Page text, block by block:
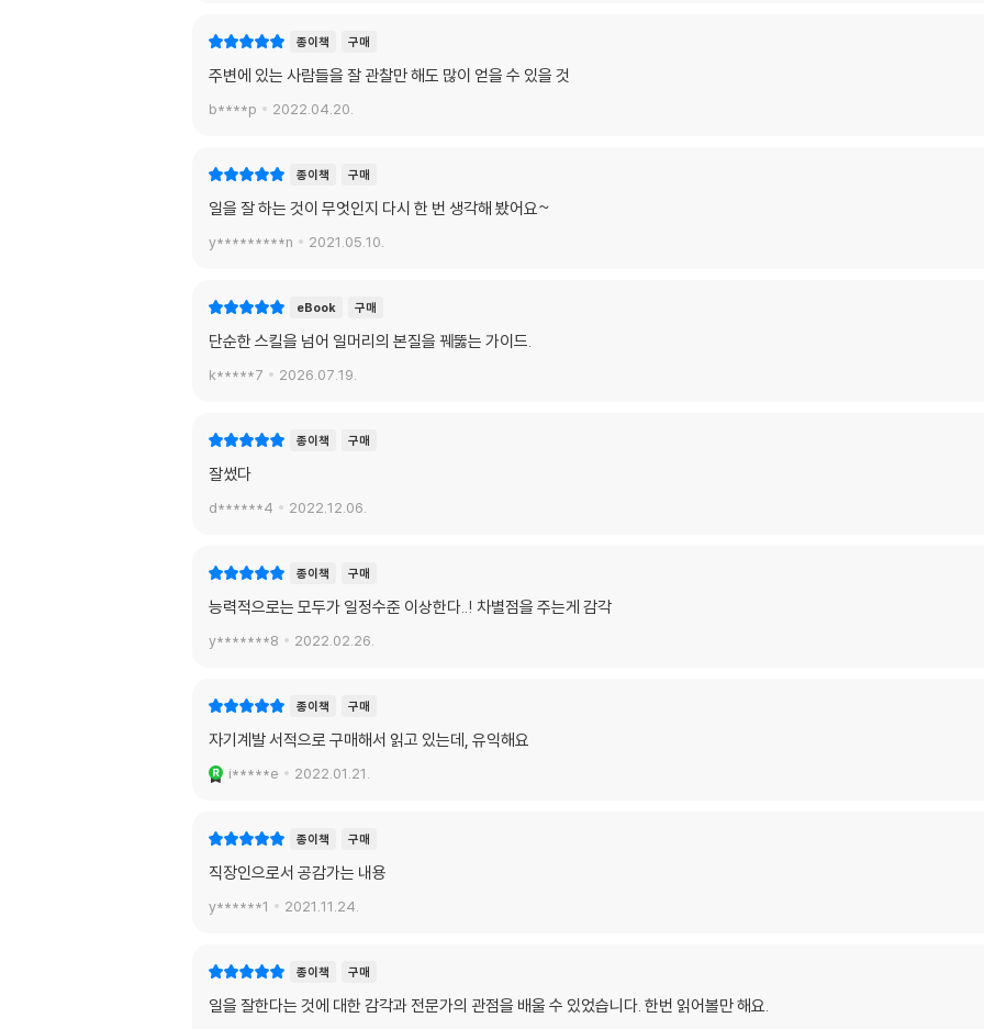
종이책 구매
주변에 있는 사람들을 잘 관찰만 해도 많이 얻을 수 있을 것
b****p 2022.04.20.
종이책 구매
일을 잘 하는 것이 무엇인지 다시 한 번 생각해 봤어요~
y*********n 2021.05.10.
eBook 구매
단순한 스킬을 넘어 일머리의 본질을 꿰뚫는 가이드.
k*****7 2026.07.19.
종이책 구매
잘썼다
d******4 2022.12.06.
종이책 구매
능력적으로는 모두가 일정수준 이상한다..! 차별점을 주는게 감각
y*******8 2022.02.26.
종이책 구매
자기계발 서적으로 구매해서 읽고 있는데, 유익해요
i*****e 2022.01.21.
종이책 구매
직장인으로서 공감가는 내용
y******1 2021.11.24.
종이책 구매
일을 잘한다는 것에 대한 감각과 전문가의 관점을 배울 수 있었습니다. 한번 읽어볼만 해요.